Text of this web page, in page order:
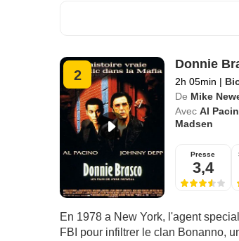
2
Donnie
2h 05min |
De Mike
Avec Al
Madsen
Presse
3,4
En 1978 a New York, l'agent
FBI pour infiltrer le clan Bonanno,